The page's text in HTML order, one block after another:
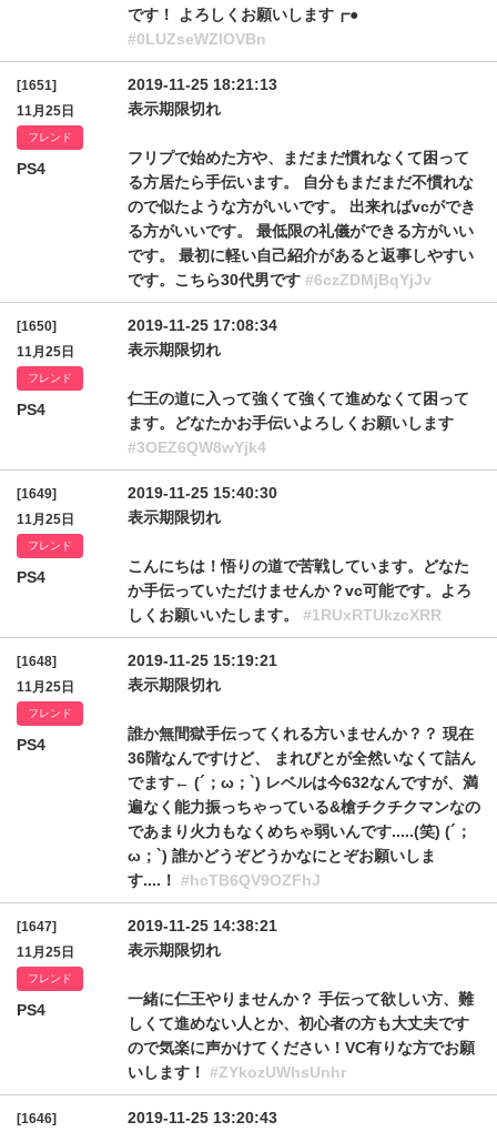
です！ よろしくお願いします┏●
#0LUZseWZlOVBn
[1651]
11月25日
フレンド
PS4
2019-11-25 18:21:13
表示期限切れ
フリプで始めた方や、まだまだ慣れなくて困って
る方居たら手伝います。 自分もまだまだ不慣れな
ので似たような方がいいです。 出来ればvcができ
る方がいいです。 最低限の礼儀ができる方がいい
です。 最初に軽い自己紹介があると返事しやすい
です。こちら30代男です #6czZDMjBqYjJv
[1650]
11月25日
フレンド
PS4
2019-11-25 17:08:34
表示期限切れ
仁王の道に入って強くて強くて進めなくて困って
ます。どなたかお手伝いよろしくお願いします
#3OEZ6QW8wYjk4
[1649]
11月25日
フレンド
PS4
2019-11-25 15:40:30
表示期限切れ
こんにちは！悟りの道で苦戦しています。どなた
か手伝っていただけませんか？vc可能です。よろ
しくお願いいたします。 #1RUxRTUkzcXRR
[1648]
11月25日
フレンド
PS4
2019-11-25 15:19:21
表示期限切れ
誰か無間獄手伝ってくれる方いませんか？？ 現在
36階なんですけど、 まれびとが全然いなくて詰ん
でます← (´；ω；`) レベルは今632なんですが、満
遍なく能力振っちゃっている&槍チクチクマンなの
であまり火力もなくめちゃ弱いんです.....(笑) (´；
ω；`) 誰かどうぞどうかなにとぞお願いしま
す....！ #hcTB6QV9OZFhJ
[1647]
11月25日
フレンド
PS4
2019-11-25 14:38:21
表示期限切れ
一緒に仁王やりませんか？ 手伝って欲しい方、難
しくて進めない人とか、初心者の方も大丈夫です
ので気楽に声かけてください！VC有りな方でお願
いします！ #ZYkozUWhsUnhr
[1646]
2019-11-25 13:20:43